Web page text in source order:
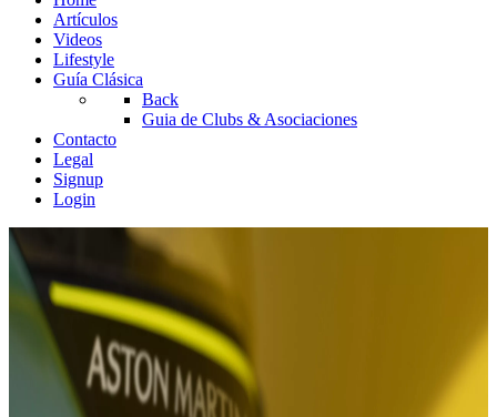
Artículos
Videos
Lifestyle
Guía Clásica
Back
Guia de Clubs & Asociaciones
Contacto
Legal
Signup
Login